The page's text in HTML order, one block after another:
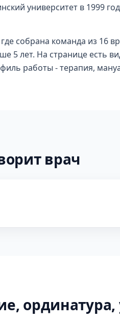
университет в 1999
собрана команда из 16
5 лет. На странице есть
работы - терапия,
врач
ординатура,